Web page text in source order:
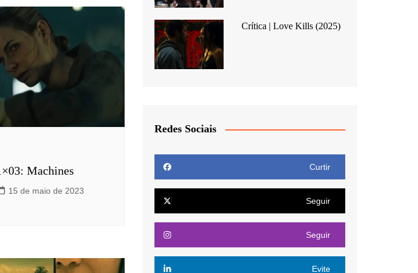
Machines
15 de maio de 2023
Crítica | Love Kills (2025)
Redes Sociais
Curtir
Seguir
Seguir
Evite